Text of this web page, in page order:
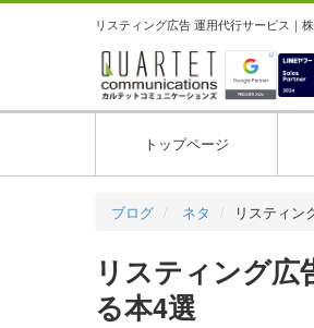
リスティング広告 運用代行サービス｜
トップページ
ブログ ネタ リスティン
リスティング
る本4選